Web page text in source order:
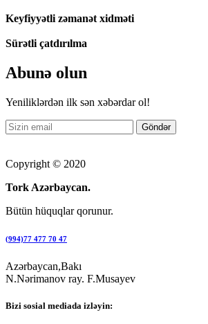
Keyfiyyətli zəmanət xidməti
Sürətli çatdırılma
Abunə olun
Yeniliklərdən ilk sən xəbərdar ol!
Copyright © 2020
Tork Azərbaycan.
Bütün hüquqlar qorunur.
(994)77 477 70 47
Azərbaycan,Bakı
N.Nərimanov ray. F.Musayev
Bizi sosial mediada izləyin: